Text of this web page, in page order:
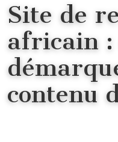
Site de
africain :
contenu